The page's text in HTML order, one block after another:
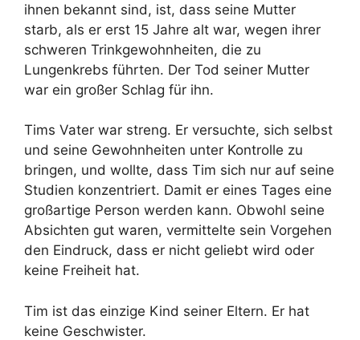
ihnen bekannt sind, ist, dass seine Mutter
starb, als er erst 15 Jahre alt war, wegen ihrer
schweren Trinkgewohnheiten, die zu
Lungenkrebs führten. Der Tod seiner Mutter
war ein großer Schlag für ihn.
Tims Vater war streng. Er versuchte, sich selbst
und seine Gewohnheiten unter Kontrolle zu
bringen, und wollte, dass Tim sich nur auf seine
Studien konzentriert. Damit er eines Tages eine
großartige Person werden kann. Obwohl seine
Absichten gut waren, vermittelte sein Vorgehen
den Eindruck, dass er nicht geliebt wird oder
keine Freiheit hat.
Tim ist das einzige Kind seiner Eltern. Er hat
keine Geschwister.